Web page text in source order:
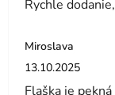
Rychle
Miroslava
Hodnotenie
13.10.2025
Flaška je